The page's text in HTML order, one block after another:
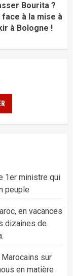
Bourita ?
à la mise à
à Bologne !
1er ministre qui
peuple
en vacances
dizaines de
sur
en matière